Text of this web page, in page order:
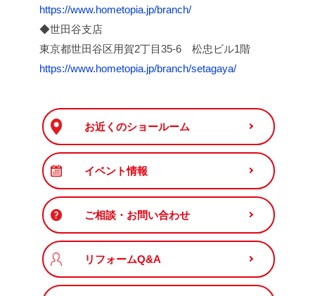
https://www.hometopia.jp/branch/
◆世田谷支店
東京都世田谷区用賀2丁目35-6 松忠ビル1階
https://www.hometopia.jp/branch/setagaya/
お近くのショールーム
イベント情報
ご相談・お問い合わせ
リフォームQ&A